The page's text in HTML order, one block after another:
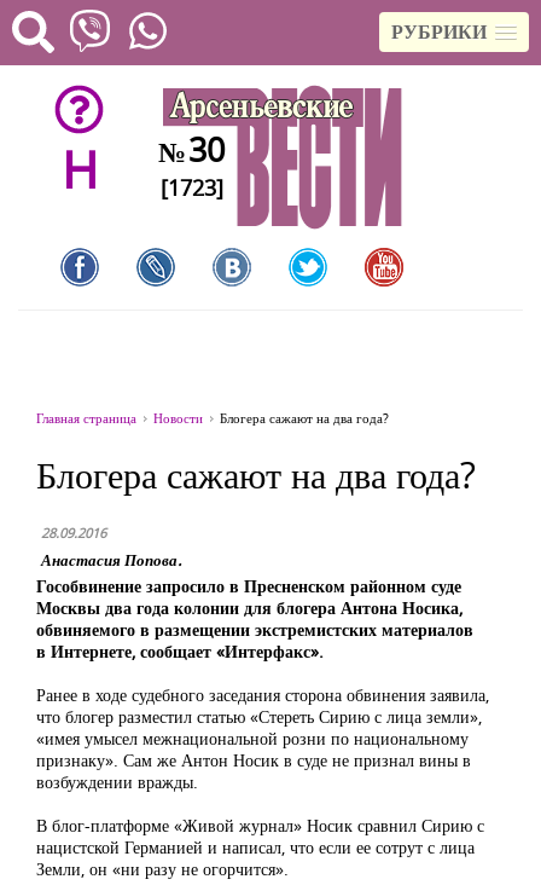
РУБРИКИ
H №30
[1723]
Главная страница Новости Блогера сажают на два года?
Блогера сажают на два года?
28.09.2016
Анастасия Попова.
Гособвинение запросило в Пресненском районном суде
Москвы два года колонии для блогера Антона Носика,
обвиняемого в размещении экстремистских материалов
в Интернете, сообщает «Интерфакс».
Ранее в ходе судебного заседания сторона обвинения заявила,
что блогер разместил статью «Стереть Сирию с лица земли»,
«имея умысел межнациональной розни по национальному
признаку». Сам же Антон Носик в суде не признал вины в
возбуждении вражды.
В блог-платформе «Живой журнал» Носик сравнил Сирию с
нацистской Германией и написал, что если ее сотрут с лица
Земли, он «ни разу не огорчится».